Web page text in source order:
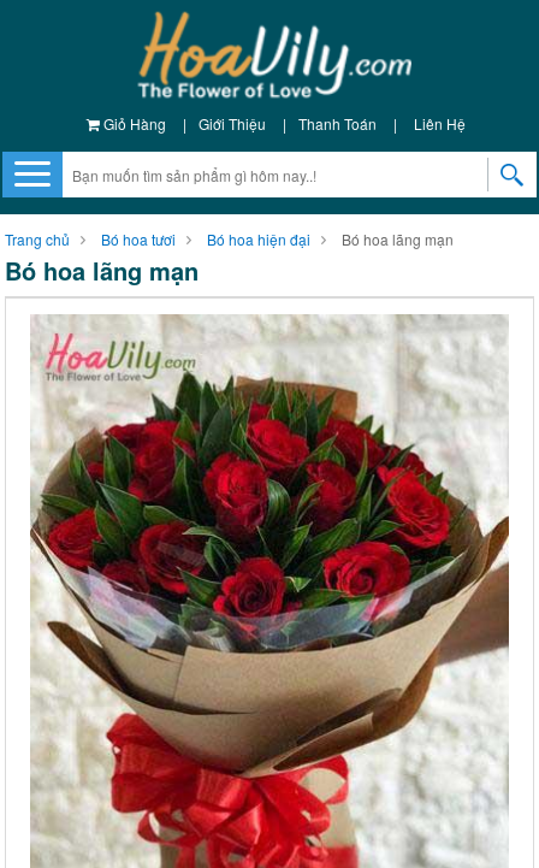
Giỏ Hàng | Giới Thiệu | Thanh Toán | Liên Hệ
Trang chủ Bó hoa tươi Bó hoa hiện đại Bó hoa lãng mạn
Bó hoa lãng mạn